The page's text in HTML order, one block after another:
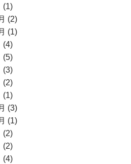
(1)
(2)
(1)
(4)
(5)
(3)
(2)
(1)
(3)
(1)
(2)
(2)
(4)